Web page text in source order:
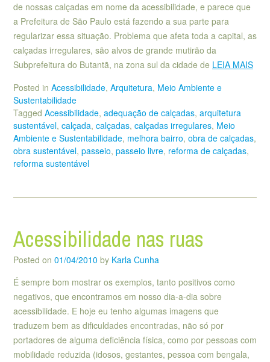
de nossas calçadas em nome da acessibilidade, e parece que
a Prefeitura de São Paulo está fazendo a sua parte para
regularizar essa situação. Problema que afeta toda a capital, as
calçadas irregulares, são alvos de grande mutirão da
Subprefeitura do Butantã, na zona sul da cidade de LEIA MAIS
Posted in Acessibilidade, Arquitetura, Meio Ambiente e
Sustentabilidade
Tagged Acessibilidade, adequação de calçadas, arquitetura
sustentável, calçada, calçadas, calçadas irregulares, Meio
Ambiente e Sustentabilidade, melhora bairro, obra de calçadas,
obra sustentável, passeio, passeio livre, reforma de calçadas,
reforma sustentável
Acessibilidade nas ruas
Posted on 01/04/2010 by Karla Cunha
É sempre bom mostrar os exemplos, tanto positivos como
negativos, que encontramos em nosso dia-a-dia sobre
acessibilidade. E hoje eu tenho algumas imagens que
traduzem bem as dificuldades encontradas, não só por
portadores de alguma deficiência física, como por pessoas com
mobilidade reduzida (idosos, gestantes, pessoa com bengala,